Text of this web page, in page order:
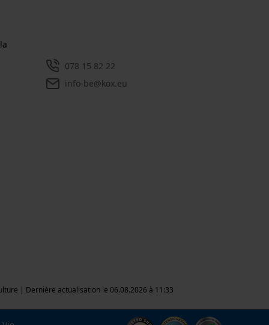
078 15 82 22
info-be@kox.eu
| Dernière actualisation le 06.08.2026 à 11:33